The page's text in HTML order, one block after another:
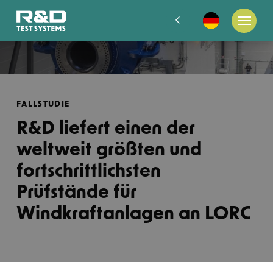
FALLSTUDIE
R&D liefert einen der
weltweit größten und
fortschrittlichsten
Prüfstände für
Windkraftanlagen an LORC